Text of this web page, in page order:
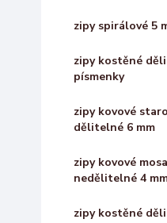
zipy spirálové 5
zipy kostěné
písmenky
zipy kovové
dělitelné 6 mm
zipy kovové
nedělitelné 4
zipy kostěné